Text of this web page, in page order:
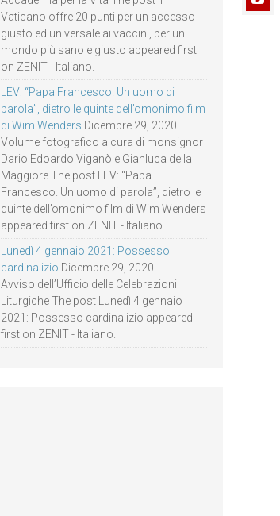
Vaticano offre 20 punti per un accesso
giusto ed universale ai vaccini, per un
mondo più sano e giusto appeared first
on ZENIT - Italiano.
LEV: “Papa Francesco. Un uomo di
parola”, dietro le quinte dell’omonimo film
di Wim Wenders Dicembre 29, 2020
Volume fotografico a cura di monsignor
Dario Edoardo Viganò e Gianluca della
Maggiore The post LEV: “Papa
Francesco. Un uomo di parola”, dietro le
quinte dell’omonimo film di Wim Wenders
appeared first on ZENIT - Italiano.
Lunedì 4 gennaio 2021: Possesso
cardinalizio Dicembre 29, 2020
Avviso dell’Ufficio delle Celebrazioni
Liturgiche The post Lunedì 4 gennaio
2021: Possesso cardinalizio appeared
first on ZENIT - Italiano.